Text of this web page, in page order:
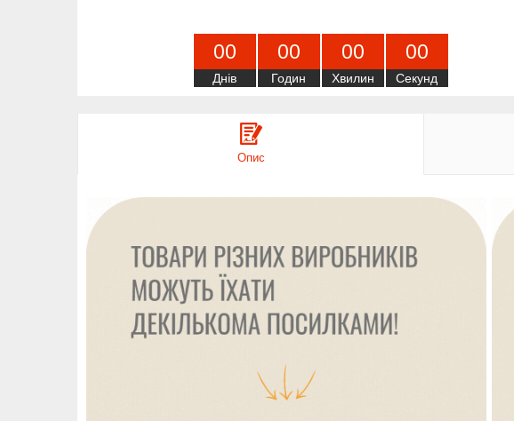
00
Днів
00
Годин
00
Хвилин
00
Секунд
Опис